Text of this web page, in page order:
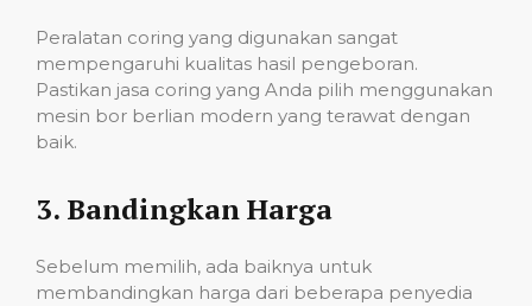
Peralatan coring yang digunakan sangat
mempengaruhi kualitas hasil pengeboran.
Pastikan jasa coring yang Anda pilih menggunakan
mesin bor berlian modern yang terawat dengan
baik.
3. Bandingkan Harga
Sebelum memilih, ada baiknya untuk
membandingkan harga dari beberapa penyedia